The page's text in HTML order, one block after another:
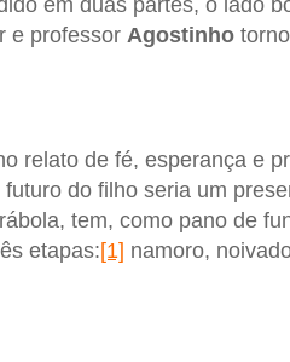
em duas partes, o lado
e professor Agostinho
relato de fé, esperança e
do filho seria um
tem, como pano de
etapas:[1] namoro,